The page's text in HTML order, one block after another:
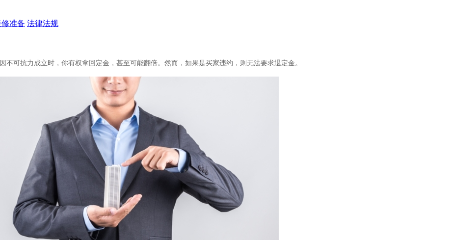
准备 法律法规
可抗力成立时，你有权拿回定金，甚至可能翻倍。然而，如果是买家违约，则无法要求退定金。